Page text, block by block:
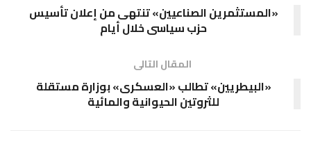
«المستثمرين الصناعيين» تنتهى من إعلان تأسيس
حزب سياسى خلال أيام
المقال التالى
«البيطريين» تطالب «العسكرى» بوزارة مستقلة
للثروتين الحيوانية والمائية